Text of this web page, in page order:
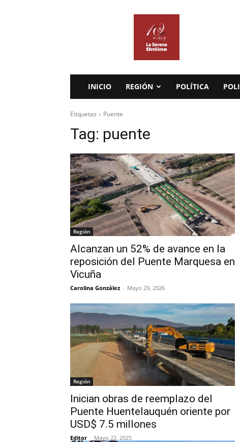
INICIO REGIÓN POLÍTICA
Etiquetas Puente
Tag: puente
Región
Alcanzan un 52% de avance en la
reposición del Puente Marquesa en
Vicuña
Carolina González - Mayo 29, 2026
Región
Inician obras de reemplazo del
Puente Huentelauquén oriente por
USD$ 7.5 millones
Editor - Mayo 22, 2025